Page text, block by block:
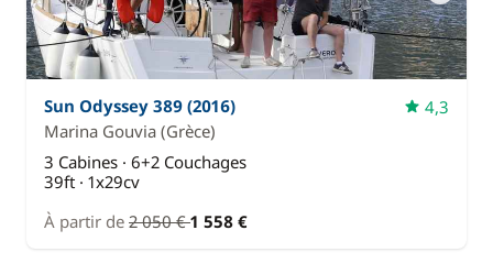
Sun Odyssey 389 (2016)
4,3
Marina Gouvia (Grèce)
3 Cabines · 6+2 Couchages
39ft · 1x29cv
À partir de 2 050 €1 558 €